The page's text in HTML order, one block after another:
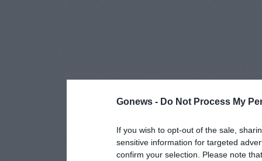
Gonews - Do Not Process My
If you wish to opt-out of the sale,
sensitive information for targeted
confirm your selection. Please note